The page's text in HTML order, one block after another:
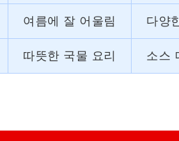
여름에 잘 어울림 다양
따뜻한 국물 요리 소스